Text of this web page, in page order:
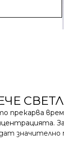
прекарва
значително